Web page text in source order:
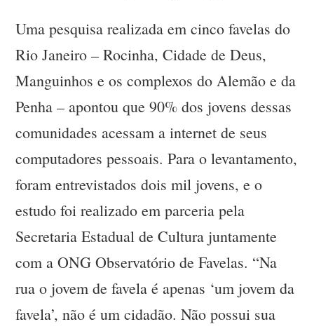
Uma pesquisa realizada em cinco favelas do
Rio Janeiro – Rocinha, Cidade de Deus,
Manguinhos e os complexos do Alemão e da
Penha – apontou que 90% dos jovens dessas
comunidades acessam a internet de seus
computadores pessoais. Para o levantamento,
foram entrevistados dois mil jovens, e o
estudo foi realizado em parceria pela
Secretaria Estadual de Cultura juntamente
com a ONG Observatório de Favelas. “Na
rua o jovem de favela é apenas ‘um jovem da
favela’, não é um cidadão. Não possui sua